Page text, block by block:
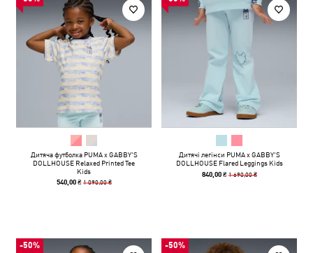
Дитяча футболка PUMA x GABBY'S
DOLLHOUSE Relaxed Printed Tee
Kids
540,00 ₴ 1 090,00 ₴
Дитячі легінси PUMA x GABBY'S
DOLLHOUSE Flared Leggings Kids
840,00 ₴ 1 690,00 ₴
-50% -50%